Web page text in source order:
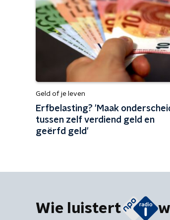
Geld of je leven
Erfbelasting? 'Maak
tussen zelf verdiend geld en
geërfd geld'
Wie luistert